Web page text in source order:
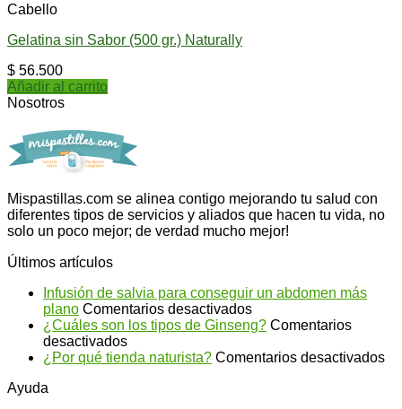
Cabello
Gelatina sin Sabor (500 gr.) Naturally
$ 56.500
Añadir al carrito
Nosotros
Mispastillas.com se alinea contigo mejorando tu salud con
diferentes tipos de servicios y aliados que hacen tu vida, no
solo un poco mejor; de verdad mucho mejor!
Últimos artículos
Infusión de salvia para conseguir un abdomen más
plano Comentarios desactivadosen
Infusión
salvia
¿Cuáles son los tipos de Ginseng? Comentarios
desactivadosen
¿Cuáles
¿Por qué tienda naturista? Comentarios desactivadosen
Ayuda